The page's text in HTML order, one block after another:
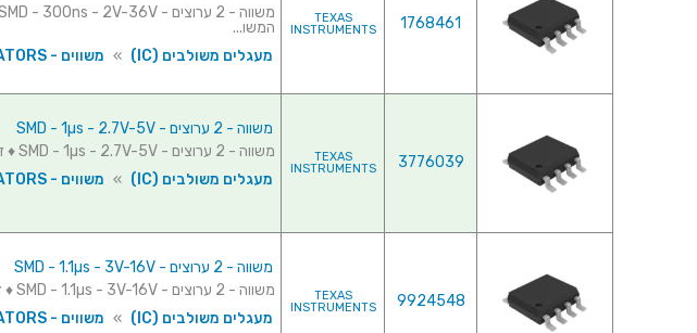
1768461
TEXAS
INSTRUMENTS
המשו...
מעגלים משולבים (IC)
» משווים - COMPARATORS
3776039
TEXAS
INSTRUMENTS
משווה - 2 ערוצים - SMD - 1µs - 2.7V-5V
משווה - 2 ערוצים - SMD - 1µs - 2.7V-5V ♦ דגם המשווה : LMV393M♦ מבנה...
מעגלים משולבים (IC)
» משווים - COMPARATORS
9924548
TEXAS
INSTRUMENTS
משווה - 2 ערוצים - SMD - 1.1µs - 3V-16V
משווה - 2 ערוצים - SMD - 1.1µs - 3V-16V ♦ דגם המשווה : TLC3702ID♦ מ...
מעגלים משולבים (IC)
» משווים - COMPARATORS